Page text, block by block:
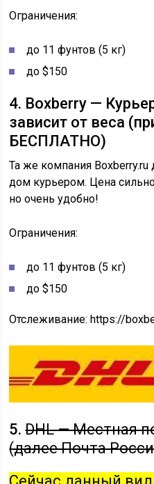
Ограничения:
до 11 фунтов (5 кг)
до $150
4. Boxberry —
зависит от веса
БЕСПЛАТНО)
Та же компания
дом курьером. Цена
но очень удобно!
Ограничения:
до 11 фунтов (5 кг)
до $150
Отслеживание: https://
5.DHL — Местная
(далее Почта